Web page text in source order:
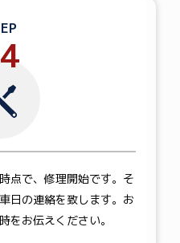
点で、修理開始です。そ
日の連絡を致します。お
をお伝えください。